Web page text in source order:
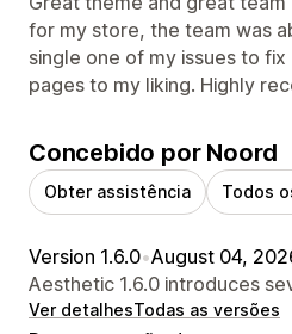
for my store, the team was
single one of my issues to
pages to my liking. Highly
Concebido por Noord
Obter assistência Todos
Version 1.6.0•August 04,
Aesthetic 1.6.0 introduces
Ver detalhesTodas as versões